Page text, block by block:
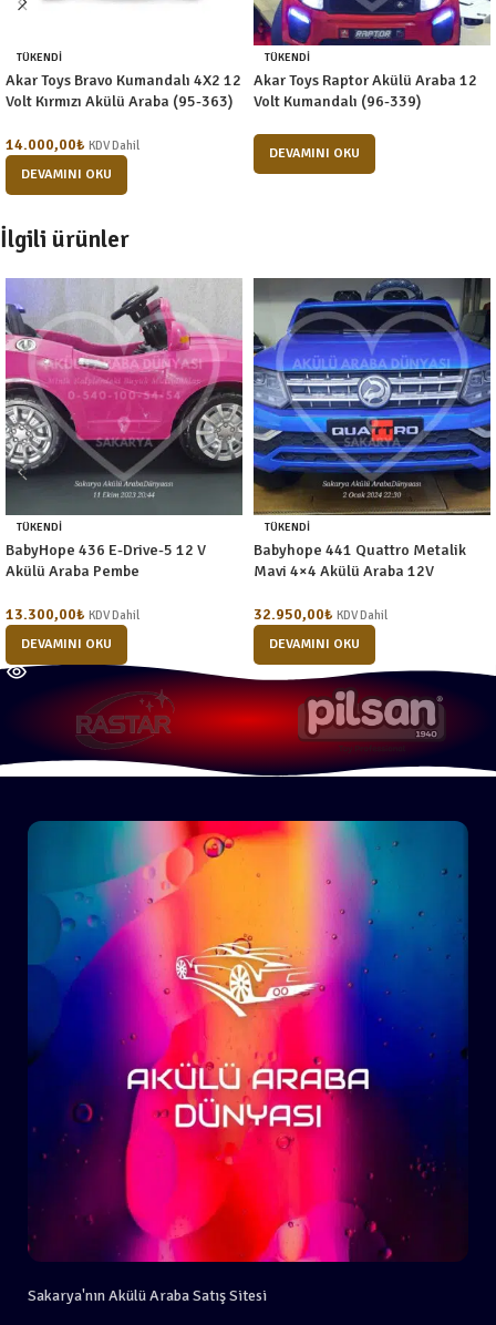
TÜKENDI
Akar Toys Bravo Kumandalı 4X2 12
Volt Kırmızı Akülü Araba (95-363)
14.000,00₺ KDV Dahil
DEVAMINI OKU
TÜKENDI
Akar Toys Raptor Akülü Araba 12
Volt Kumandalı (96-339)
DEVAMINI OKU
İlgili ürünler
TÜKENDI
BabyHope 436 E-Drive-5 12 V
Akülü Araba Pembe
13.300,00₺ KDV Dahil
DEVAMINI OKU
TÜKENDI
Babyhope 441 Quattro Metalik
Mavi 4×4 Akülü Araba 12V
32.950,00₺ KDV Dahil
DEVAMINI OKU
Sakarya'nın Akülü Araba Satış Sitesi